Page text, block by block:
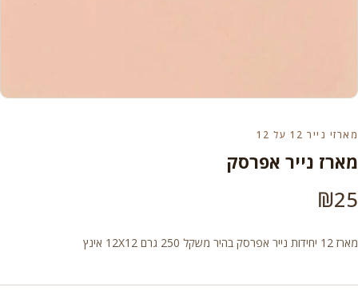
מארזי נייר 12 על 12
מארז נייר אפרסק
₪25
מארז 12 יחידות נייר אפרסק בהיר משקל 250 גרם 12X12 אינץ